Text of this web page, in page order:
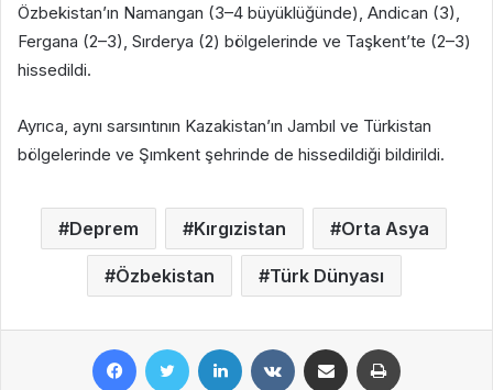
Özbekistan’ın Namangan (3–4 büyüklüğünde), Andican (3),
Fergana (2–3), Sırderya (2) bölgelerinde ve Taşkent’te (2–3)
hissedildi.
Ayrıca, aynı sarsıntının Kazakistan’ın Jambıl ve Türkistan
bölgelerinde ve Şımkent şehrinde de hissedildiği bildirildi.
Deprem Kırgızistan Orta Asya
Özbekistan Türk Dünyası